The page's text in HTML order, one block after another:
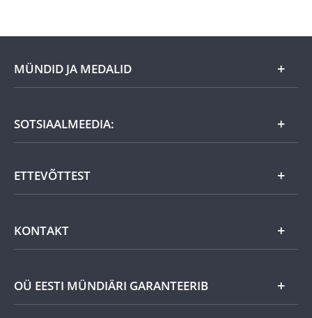
MÜNDID JA MEDALID
Kingiideed
Eesti tooted
Kuld
SOTSIAALMEEDIA:
ETTEVÕTTEST
KONTAKT
OÜ EESTI MÜNDIÄRI GARANTEERIB